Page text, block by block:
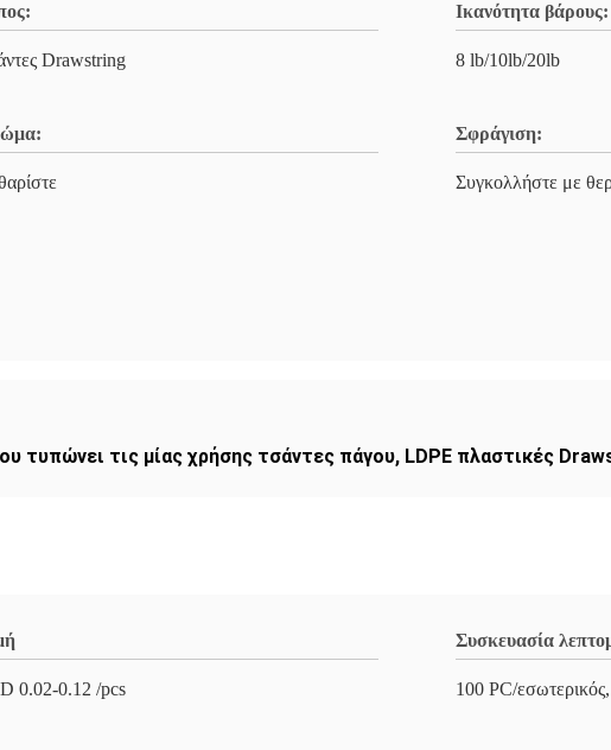
Drawstring
Ικανότητα βάρους:
8 lb/10lb/20lb
Σφράγιση:
Συγκολλήστε με
τυπώνει τις μίας χρήσης τσάντες πάγου, LDPE πλαστικές
0.02-0.12 /pcs
Συσκευασία
100 PC/